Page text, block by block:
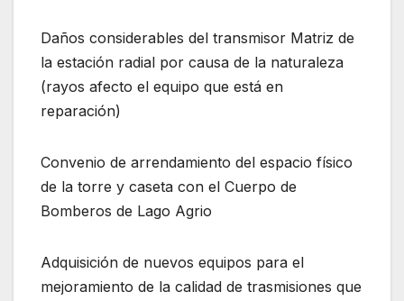
Daños considerables del transmisor Matriz de
la estación radial por causa de la naturaleza
(rayos afecto el equipo que está en
reparación)
Convenio de arrendamiento del espacio físico
de la torre y caseta con el Cuerpo de
Bomberos de Lago Agrio
Adquisición de nuevos equipos para el
mejoramiento de la calidad de trasmisiones que